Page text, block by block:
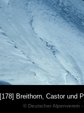
[178] Breithorn, Castor und
© Deutscher Alpenverein